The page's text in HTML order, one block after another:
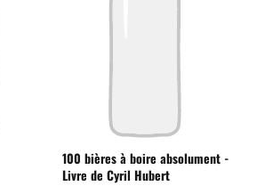
100 bières à boire absolument -
Livre de Cyril Hubert